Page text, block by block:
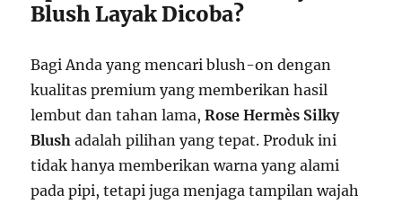
Blush Layak Dicoba?
Bagi Anda yang mencari blush-on dengan
kualitas premium yang memberikan hasil
lembut dan tahan lama,Rose Hermès Silky
Blush adalah pilihan yang tepat. Produk ini
tidak hanya memberikan warna yang alami
pada pipi, tetapi juga menjaga tampilan wajah